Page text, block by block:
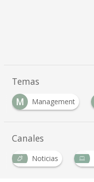
Temas
M
Management
Canales
Noticias